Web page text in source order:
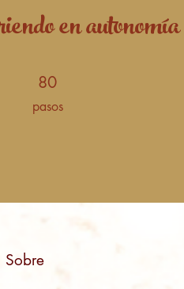
en autonomía
80
pasos
80 pasos
Sobre